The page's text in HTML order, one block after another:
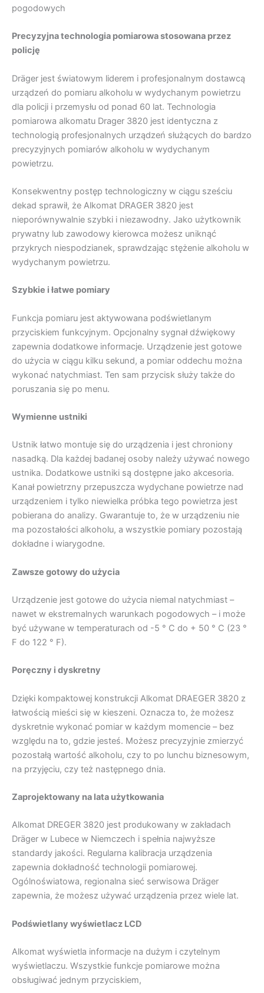
pogodowych
Precyzyjna technologia pomiarowa stosowana przez
policję
Dräger jest światowym liderem i profesjonalnym dostawcą
urządzeń do pomiaru alkoholu w wydychanym powietrzu
dla policji i przemysłu od ponad 60 lat. Technologia
pomiarowa alkomatu Drager 3820 jest identyczna z
technologią profesjonalnych urządzeń służących do bardzo
precyzyjnych pomiarów alkoholu w wydychanym
powietrzu.
Konsekwentny postęp technologiczny w ciągu sześciu
dekad sprawił, że Alkomat DRAGER 3820 jest
nieporównywalnie szybki i niezawodny. Jako użytkownik
prywatny lub zawodowy kierowca możesz uniknąć
przykrych niespodzianek, sprawdzając stężenie alkoholu w
wydychanym powietrzu.
Szybkie i łatwe pomiary
Funkcja pomiaru jest aktywowana podświetlanym
przyciskiem funkcyjnym. Opcjonalny sygnał dźwiękowy
zapewnia dodatkowe informacje. Urządzenie jest gotowe
do użycia w ciągu kilku sekund, a pomiar oddechu można
wykonać natychmiast. Ten sam przycisk służy także do
poruszania się po menu.
Wymienne ustniki
Ustnik łatwo montuje się do urządzenia i jest chroniony
nasadką. Dla każdej badanej osoby należy używać nowego
ustnika. Dodatkowe ustniki są dostępne jako akcesoria.
Kanał powietrzny przepuszcza wydychane powietrze nad
urządzeniem i tylko niewielka próbka tego powietrza jest
pobierana do analizy. Gwarantuje to, że w urządzeniu nie
ma pozostałości alkoholu, a wszystkie pomiary pozostają
dokładne i wiarygodne.
Zawsze gotowy do użycia
Urządzenie jest gotowe do użycia niemal natychmiast –
nawet w ekstremalnych warunkach pogodowych – i może
być używane w temperaturach od -5 ° C do + 50 ° C (23 °
F do 122 ° F).
Poręczny i dyskretny
Dzięki kompaktowej konstrukcji Alkomat DRAEGER 3820 z
łatwością mieści się w kieszeni. Oznacza to, że możesz
dyskretnie wykonać pomiar w każdym momencie – bez
względu na to, gdzie jesteś. Możesz precyzyjnie zmierzyć
pozostałą wartość alkoholu, czy to po lunchu biznesowym,
na przyjęciu, czy też następnego dnia.
Zaprojektowany na lata użytkowania
Alkomat DREGER 3820 jest produkowany w zakładach
Dräger w Lubece w Niemczech i spełnia najwyższe
standardy jakości. Regularna kalibracja urządzenia
zapewnia dokładność technologii pomiarowej.
Ogólnoświatowa, regionalna sieć serwisowa Dräger
zapewnia, że możesz używać urządzenia przez wiele lat.
Podświetlany wyświetlacz LCD
Alkomat wyświetla informacje na dużym i czytelnym
wyświetlaczu. Wszystkie funkcje pomiarowe można
obsługiwać jednym przyciskiem,